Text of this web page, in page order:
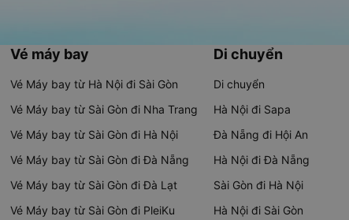
Vé máy bay
Vé Máy bay từ Hà Nội đi Sài Gòn
Vé Máy bay từ Sài Gòn đi Nha Trang
Vé Máy bay từ Sài Gòn đi Hà Nội
Vé Máy bay từ Sài Gòn đi Đà Nẵng
Vé Máy bay từ Sài Gòn đi Đà Lạt
Vé Máy bay từ Sài Gòn đi PleiKu
Di chuyển
Di chuyển
Hà Nội đi Sapa
Đà Nẵng đi Hội An
Hà Nội đi Đà Nẵng
Sài Gòn đi Hà Nội
Hà Nội đi Sài Gòn